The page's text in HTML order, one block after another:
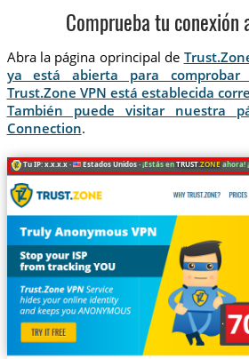
Comprueba tu conexión
Abra la página oprincipal de
ya está abierta para
Trust.Zone VPN está establecida
También puede visitar nuestra
Connection.
Tu IP: x.x.x.x · Estados Unidos ·¡Estás enTRUST.ZONEahora!